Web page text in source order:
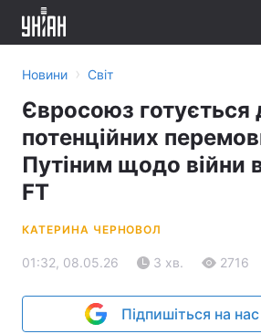
Новини › Світ
Євросоюз готується
потенційних
Путіним щодо війни
FT
КАТЕРИНА ЧЕРНОВОЛ
01:32, 08.05.26 3 хв. 2716
Підпишіться на